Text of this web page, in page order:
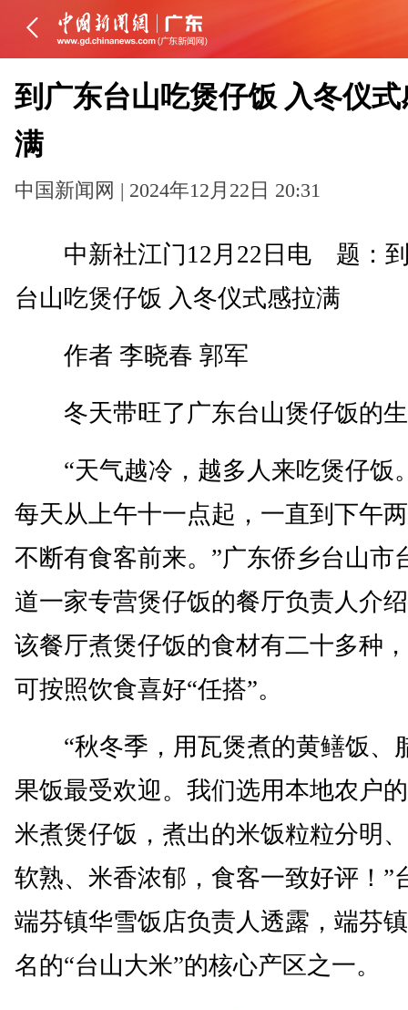
到广东台山吃煲仔饭 入冬仪式
满
中国新闻网 | 2024年12月22日 20:31
中新社江门12月22日电 题：
台山吃煲仔饭 入冬仪式感拉满
作者 李晓春 郭军
冬天带旺了广东台山煲仔饭的
“天气越冷，越多人来吃煲仔饭
每天从上午十一点起，一直到下午
不断有食客前来。”广东侨乡台山市
道一家专营煲仔饭的餐厅负责人介
该餐厅煮煲仔饭的食材有二十多种
可按照饮食喜好“任搭”。
“秋冬季，用瓦煲煮的黄鳝饭、
果饭最受欢迎。我们选用本地农户
米煮煲仔饭，煮出的米饭粒粒分明
软熟、米香浓郁，食客一致好评！”
端芬镇华雪饭店负责人透露，端芬
名的“台山大米”的核心产区之一。